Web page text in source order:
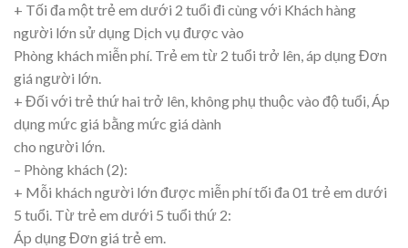
+ Tối đa một trẻ em dưới 2 tuổi đi cùng với Khách hàng
người lớn sử dụng Dịch vụ được vào
Phòng khách miễn phí. Trẻ em từ 2 tuổi trở lên, áp dụng Đơn
giá người lớn.
+ Đối với trẻ thứ hai trở lên, không phụ thuộc vào độ tuổi, Áp
dụng mức giá bằng mức giá dành
cho người lớn.
– Phòng khách (2):
+ Mỗi khách người lớn được miễn phí tối đa 01 trẻ em dưới
5 tuổi. Từ trẻ em dưới 5 tuổi thứ 2:
Áp dụng Đơn giá trẻ em.